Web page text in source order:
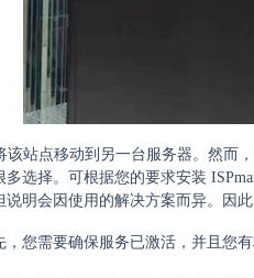
该站点移动到另一台服务器。然而
选择。可根据您的要求安装
明会因使用的解决方案而异。因
您需要确保服务已激活，并且您